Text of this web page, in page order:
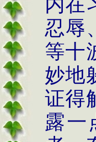
忍辱
等十
妙地
证得
露一